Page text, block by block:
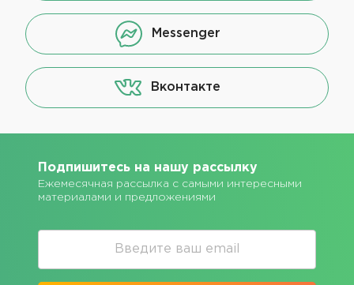
Messenger
Вконтакте
Подпишитесь на нашу рассылку
Ежемесячная рассылка с самыми интересными
материалами и предложениями